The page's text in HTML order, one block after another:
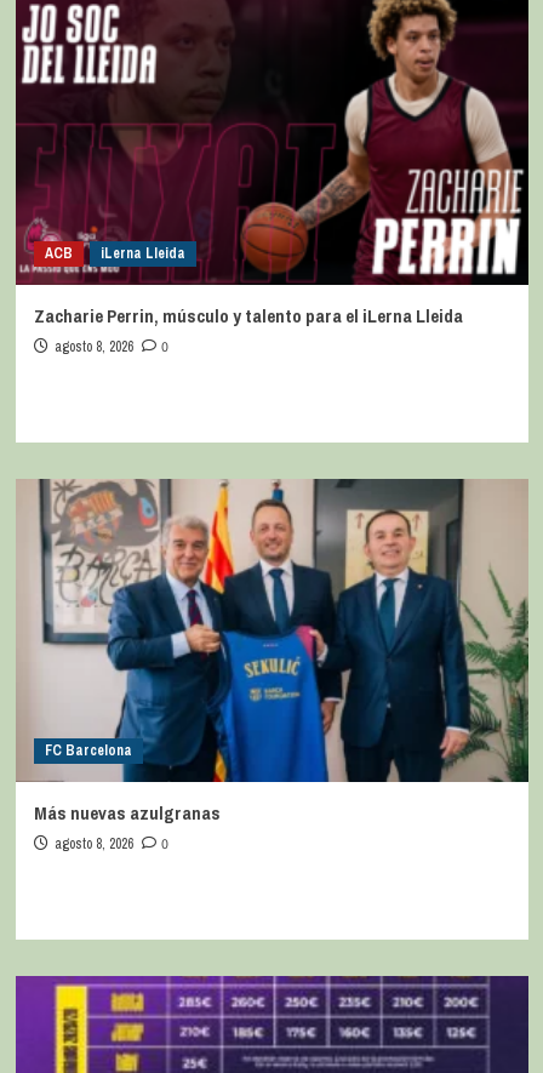
ACB iLerna Lleida
Zacharie Perrin, músculo y talento para el iLerna Lleida
agosto 8, 2026 0
FC Barcelona
Más nuevas azulgranas
agosto 8, 2026 0